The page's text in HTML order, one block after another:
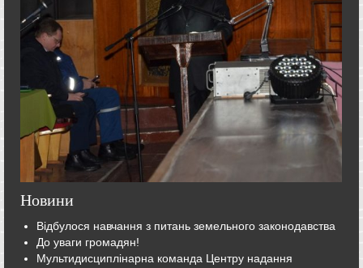
Новини
Відбулося навчання з питань земельного законодавства
До уваги громадян!
Мультидисциплінарна команда Центру надання